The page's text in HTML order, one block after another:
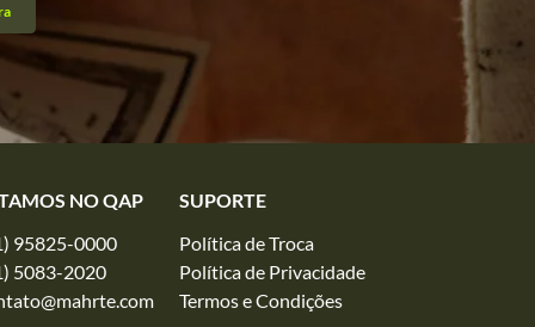
NO QAP
95825-0000
5083-2020
SUPORTE
Política de Troca
Política de Privacidade
Termos e Condições